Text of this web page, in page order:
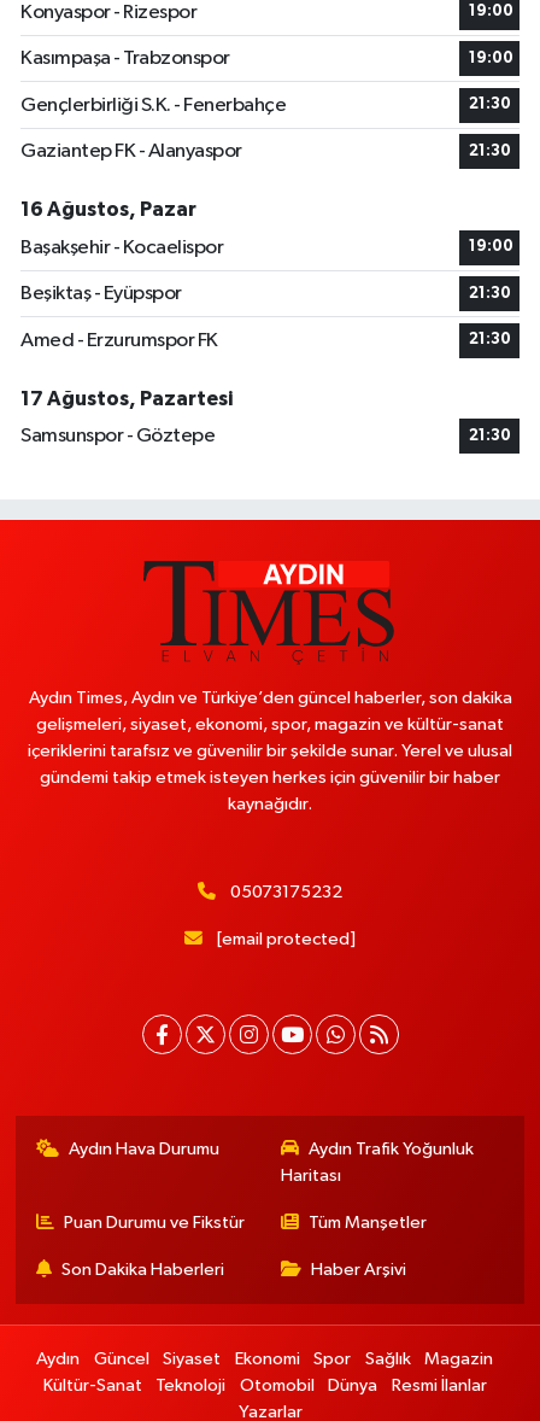
Konyaspor - Rizespor
19:00
Kasımpaşa - Trabzonspor 19:00
Gençlerbirliği S.K. - Fenerbahçe 21:30
Gaziantep FK - Alanyaspor 21:30
16 Ağustos, Pazar
Başakşehir - Kocaelispor
19:00
Beşiktaş - Eyüpspor 21:30
Amed - Erzurumspor FK 21:30
17 Ağustos, Pazartesi
Samsunspor - Göztepe
21:30
Aydın Times, Aydın ve Türkiye’den güncel haberler, son dakika
gelişmeleri, siyaset, ekonomi, spor, magazin ve kültür-sanat
içeriklerini tarafsız ve güvenilir bir şekilde sunar. Yerel ve ulusal
gündemi takip etmek isteyen herkes için güvenilir bir haber
kaynağıdır.
05073175232
[email protected]
Aydın Hava Durumu
Aydın Trafik Yoğunluk
Haritası
Puan Durumu ve Fikstür Tüm Manşetler
Son Dakika Haberleri Haber Arşivi
Aydın Güncel Siyaset Ekonomi Spor Sağlık
Magazin
Kültür-Sanat
Teknoloji Otomobil Dünya
Resmi İlanlar
Yazarlar